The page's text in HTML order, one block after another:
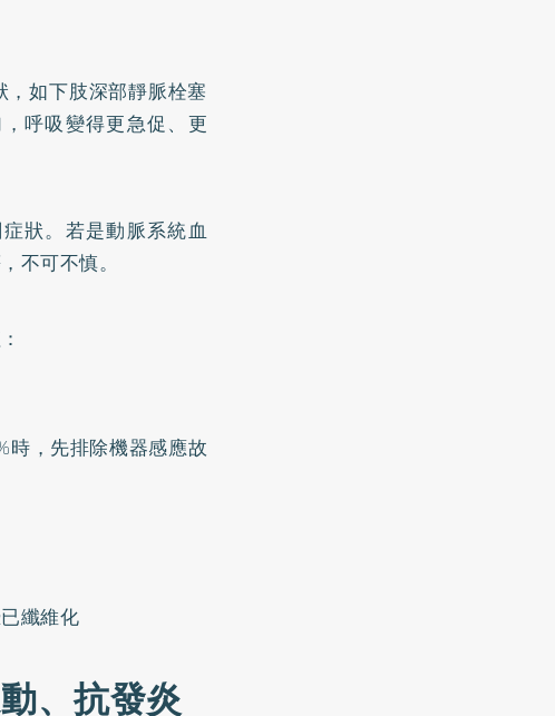
如下肢深部靜脈栓塞
呼吸變得更急促、更
狀。若是動脈系統血
不可不慎。
，先排除機器感應故
纖維化
、抗發炎